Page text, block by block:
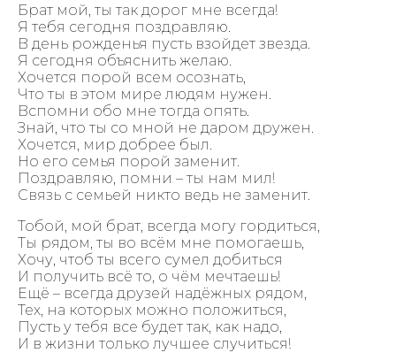
Брат мой, ты так дорог мне всегда!
Я тебя сегодня поздравляю.
В день рожденья пусть взойдет звезда.
Я сегодня объяснить желаю.
Хочется порой всем осознать,
Что ты в этом мире людям нужен.
Вспомни обо мне тогда опять.
Знай, что ты со мной не даром дружен.
Хочется, мир добрее был.
Но его семья порой заменит.
Поздравляю, помни – ты нам мил!
Связь с семьей никто ведь не заменит.
Тобой, мой брат, всегда могу гордиться,
Ты рядом, ты во всём мне помогаешь,
Хочу, чтоб ты всего сумел добиться
И получить всё то, о чём мечтаешь!
Ещё – всегда друзей надёжных рядом,
Тех, на которых можно положиться,
Пусть у тебя все будет так, как надо,
И в жизни только лучшее случиться!